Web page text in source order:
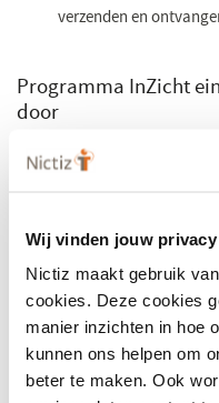
Wij vinden jouw
Nictiz maakt gebruik
cookies. Deze cookies
manier inzichten in hoe
kunnen ons helpen om
beter te maken. Ook
verzenden en
Programma InZicht
door
Het ministerie van VWS
dat deze zich niet alleen
zorg, maar ook op die
het programma werken
implementatie van de
zorgt voor een eenduidige
van verpleegkundige